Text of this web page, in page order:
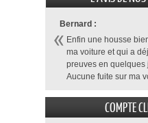
Bernard :
Enfin une housse
ma voiture et qui a
preuves en quelques
Aucune fuite sur ma
COMPTE